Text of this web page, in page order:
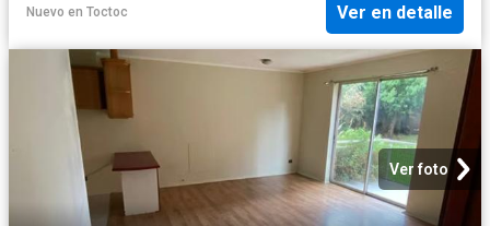
Nuevo en Toctoc Ver en detalle
Ver foto